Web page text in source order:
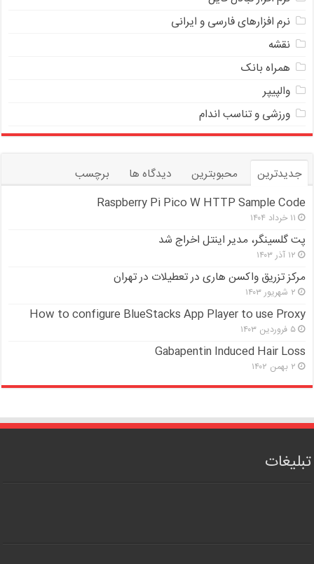
نرم افزارهای فارسی و ایرانی
نقشه
همراه بانک
والپیپر
ورزشی و تناسب اندام
جدیدترین محبوبترین دیدگاه ها
برچسب
Raspberry Pi Pico W HTTP Sample Code
۱۱ خرداد ۱۴۰۴
پت گلسینگر، مدیر اینتل اخراج شد
۱۲ آذر ۱۴۰۳
مرکز تزریق واکسن هاری در تعطیلات در تهران
۲ شهریور ۱۴۰۳
How to configure BlueStacks App Player to use Proxy
۵ فروردین ۱۴۰۳
Gabapentin Induced Hair Loss
۲ بهمن ۱۴۰۲
تبلیغات